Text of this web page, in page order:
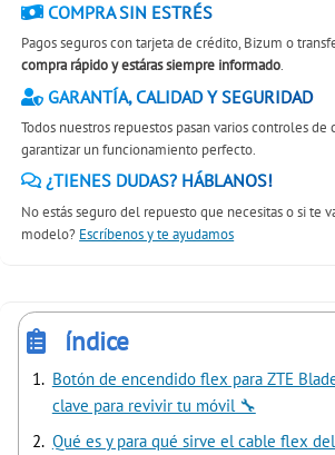
COMPRA SIN ESTRÉS
Pagos seguros con tarjeta de crédito, Bizum o
compra rápido y estáras siempre informado.
GARANTÍA, CALIDAD Y SEGURIDAD
Todos nuestros repuestos pasan varios controles de
garantizar un funcionamiento perfecto.
¿TIENES DUDAS? HÁBLANOS!
No estás seguro del repuesto que necesitas o si te
modelo? Escríbenos y te ayudamos
índice
Botón de encendido flex para ZTE
clave para revivir tu móvil 🔧
Qué es y para qué sirve el cable flex